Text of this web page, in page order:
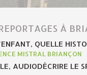
À
QUELLE
MISTRAL BRIANÇON
AUDIODÉCRIRE LE